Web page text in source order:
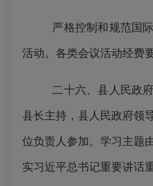
严格控制和规范国
活动。各类会议活动经费
二十六、县人民政
县长主持，县人民政府领
位负责人参加。学习主题
实习近平总书记重要讲话